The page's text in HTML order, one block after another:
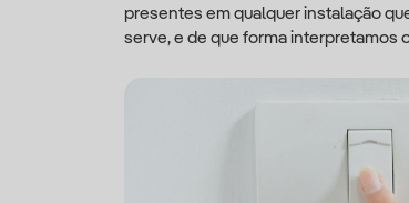
presentes em qualquer instalação
serve, e de que forma interpretamos